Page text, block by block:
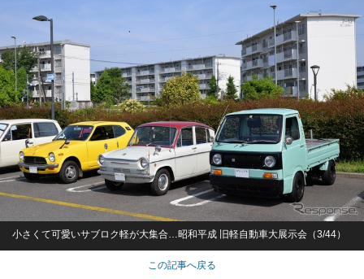
小さくて可愛いサブロク軽が大集合…昭和平成 旧軽自動車大展示会（3/44）
この記事へ戻る